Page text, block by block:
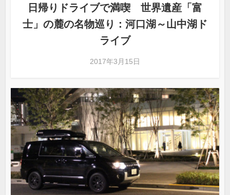
日帰りドライブで満喫 世界遺産「富
士」の麓の名物巡り：河口湖～山中湖ド
ライブ
2017年3月15日